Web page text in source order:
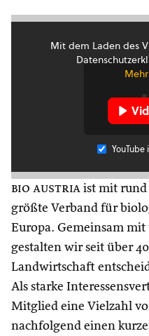
Mit dem Laden des
bio austria ist mit rund
größte Verband für
Europa. Gemeinsam
gestalten wir seit über
Landwirtschaft
Als starke
Mitglied eine Vielzahl
nachfolgend einen